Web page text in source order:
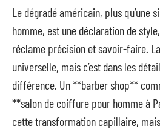
Le dégradé américain, plus qu’une
homme, est une déclaration de
réclame précision et savoir-faire.
universelle, mais c’est dans les
différence. Un **barber shop**
**salon de coiffure pour homme à
cette transformation capillaire,